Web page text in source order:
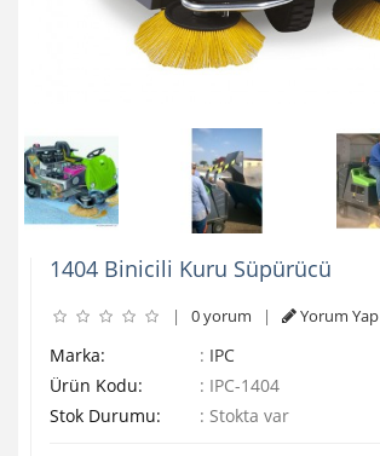
1404 Binicili Kuru Süpürücü
| 0 yorum | Yorum Yap
Marka: : IPC
Ürün Kodu:
: IPC-1404
Stok Durumu:
: Stokta var